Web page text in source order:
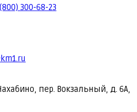
300-68-23
пер. Вокзальный, д. 6А,